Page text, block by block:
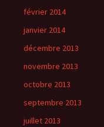
février 2014
janvier 2014
décembre 2013
novembre 2013
octobre 2013
septembre 2013
juillet 2013